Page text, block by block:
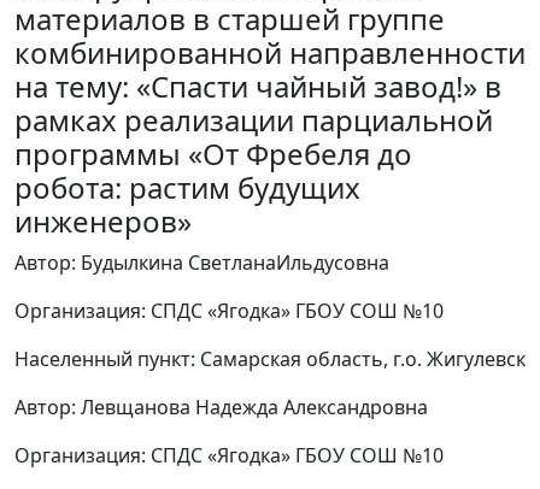
материалов в старшей группе
комбинированной направленности
на тему: «Спасти чайный завод!» в
рамках реализации парциальной
программы «От Фребеля до
робота: растим будущих
инженеров»
Автор: Будылкина СветланаИльдусовна
Организация: СПДС «Ягодка» ГБОУ СОШ №10
Населенный пункт: Самарская область, г.о. Жигулевск
Автор: Левщанова Надежда Александровна
Организация: СПДС «Ягодка» ГБОУ СОШ №10